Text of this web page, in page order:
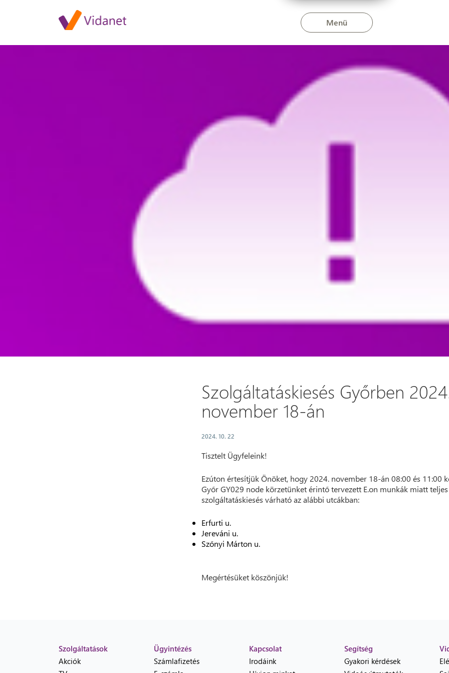
Menü
Szolgáltatáskiesés Győrben 2024. november 18-án
Szolgáltatáskiesés Győrben
november 18-án
2024. 10. 22
Tisztelt Ügyfeleink!
Ezúton értesítjük Önöket, hogy 2024. november 18-án 08:00 és 11:00
Győr GY029 node körzetünket érintő tervezett E.on munkák miatt teljes
szolgáltatáskiesés várható az alábbi utcákban:
Erfurti u.
Jereváni u.
Szőnyi Márton u.
Megértésüket köszönjük!
Szolgáltatások
Akciók
Ügyintézés
Számlafizetés
Kapcsolat
Irodáink
Segítség
Gyakori kérdések